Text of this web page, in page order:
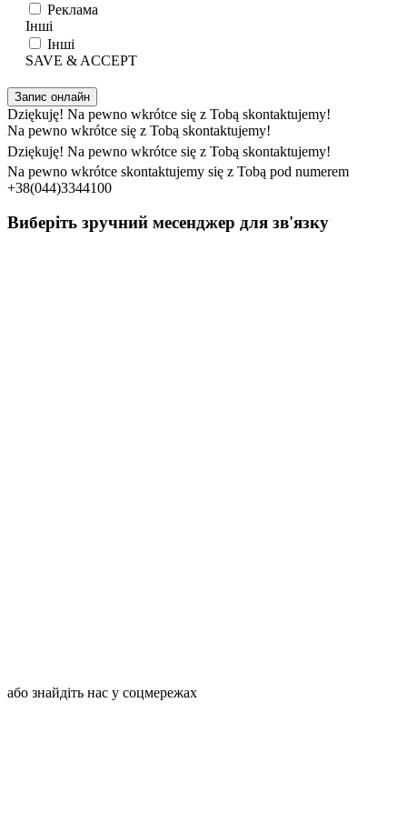
Реклама
Інші
Інші
SAVE & ACCEPT
Запис онлайн
Dziękuję! Na pewno wkrótce się z Tobą skontaktujemy!
Na pewno wkrótce się z Tobą skontaktujemy!
Dziękuję! Na pewno wkrótce się z Tobą skontaktujemy!
Na pewno wkrótce skontaktujemy się z Tobą pod numerem
+38(044)3344100
Виберіть зручний месенджер для зв'язку
або знайдіть нас у соцмережах